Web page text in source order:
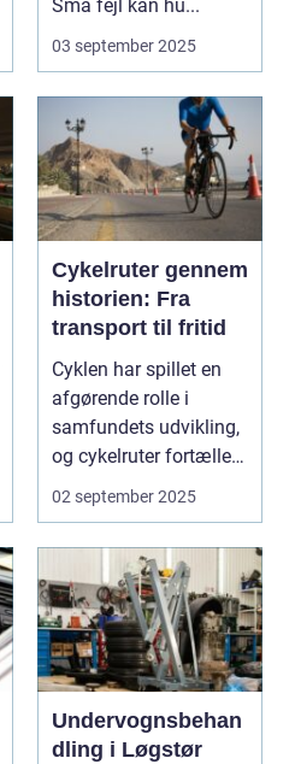
Små fejl kan hu...
03 september 2025
Cykelruter gennem
historien: Fra
transport til fritid
Cyklen har spillet en
afgørende rolle i
samfundets udvikling,
og cykelruter fortæller
e...
02 september 2025
Undervognsbehan
dling i Løgstør